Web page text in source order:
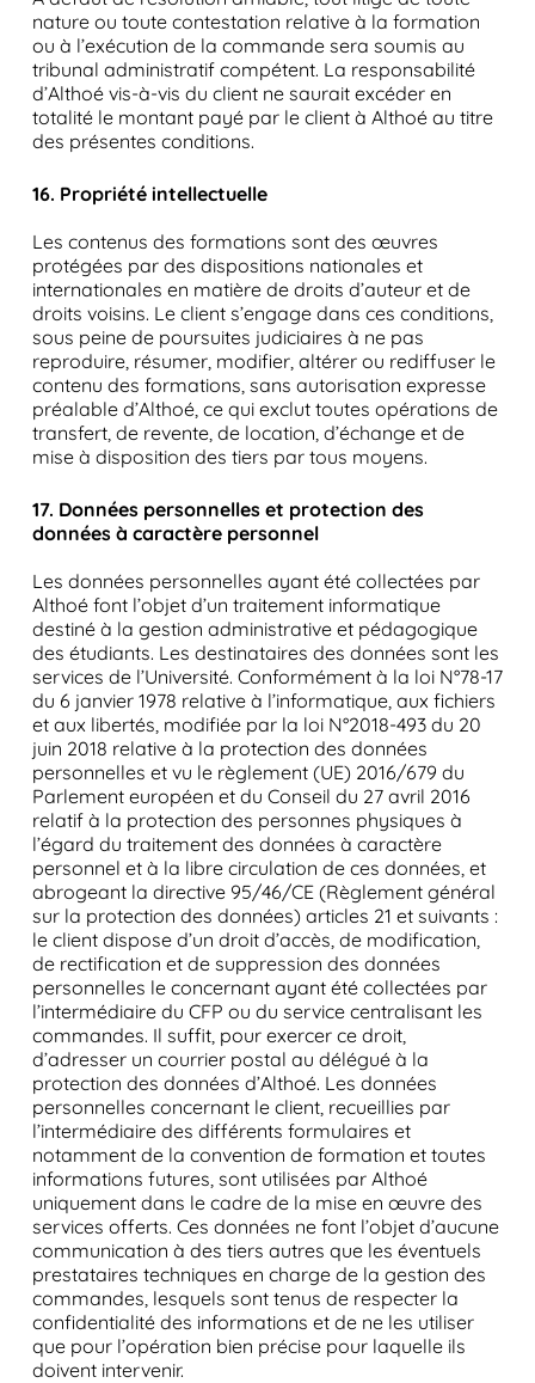
nature ou toute contestation relative à la formation
ou à l’exécution de la commande sera soumis au
tribunal administratif compétent. La responsabilité
d’Althoé vis-à-vis du client ne saurait excéder en
totalité le montant payé par le client à Althoé au titre
des présentes conditions.
16. Propriété intellectuelle
Les contenus des formations sont des œuvres
protégées par des dispositions nationales et
internationales en matière de droits d’auteur et de
droits voisins. Le client s’engage dans ces conditions,
sous peine de poursuites judiciaires à ne pas
reproduire, résumer, modifier, altérer ou rediffuser le
contenu des formations, sans autorisation expresse
préalable d’Althoé, ce qui exclut toutes opérations de
transfert, de revente, de location, d’échange et de
mise à disposition des tiers par tous moyens.
17. Données personnelles et protection des
données à caractère personnel
Les données personnelles ayant été collectées par
Althoé font l’objet d’un traitement informatique
destiné à la gestion administrative et pédagogique
des étudiants. Les destinataires des données sont les
services de l’Université. Conformément à la loi N°78-17
du 6 janvier 1978 relative à l’informatique, aux fichiers
et aux libertés, modifiée par la loi N°2018-493 du 20
juin 2018 relative à la protection des données
personnelles et vu le règlement (UE) 2016/679 du
Parlement européen et du Conseil du 27 avril 2016
relatif à la protection des personnes physiques à
l’égard du traitement des données à caractère
personnel et à la libre circulation de ces données, et
abrogeant la directive 95/46/CE (Règlement général
sur la protection des données) articles 21 et suivants :
le client dispose d’un droit d’accès, de modification,
de rectification et de suppression des données
personnelles le concernant ayant été collectées par
l’intermédiaire du CFP ou du service centralisant les
commandes. Il suffit, pour exercer ce droit,
d’adresser un courrier postal au délégué à la
protection des données d’Althoé. Les données
personnelles concernant le client, recueillies par
l’intermédiaire des différents formulaires et
notamment de la convention de formation et toutes
informations futures, sont utilisées par Althoé
uniquement dans le cadre de la mise en œuvre des
services offerts. Ces données ne font l’objet d’aucune
communication à des tiers autres que les éventuels
prestataires techniques en charge de la gestion des
commandes, lesquels sont tenus de respecter la
confidentialité des informations et de ne les utiliser
que pour l’opération bien précise pour laquelle ils
doivent intervenir.